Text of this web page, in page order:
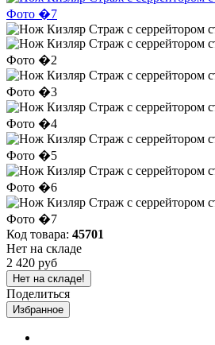
Код товара: 45701
Нет на складе
2 420 руб
Нет на складе!
Поделиться
Избранное